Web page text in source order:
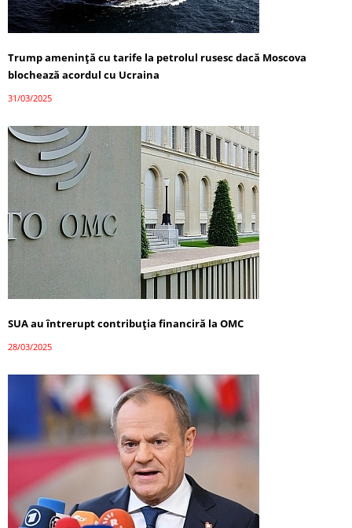
Trump amenință cu tarife la petrolul rusesc dacă Moscova
blochează acordul cu Ucraina
31/03/2025
SUA au întrerupt contribuția financiră la OMC
28/03/2025